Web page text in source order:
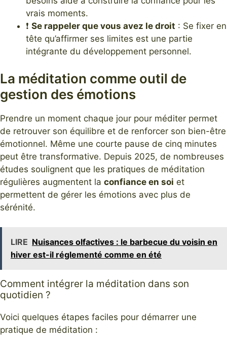
vrais moments.
❗ Se rappeler que vous avez le droit : Se fixer en
tête qu’affirmer ses limites est une partie
intégrante du développement personnel.
La méditation comme outil de
gestion des émotions
Prendre un moment chaque jour pour méditer permet
de retrouver son équilibre et de renforcer son bien-être
émotionnel. Même une courte pause de cinq minutes
peut être transformative. Depuis 2025, de nombreuses
études soulignent que les pratiques de méditation
régulières augmentent la confiance en soi et
permettent de gérer les émotions avec plus de
sérénité.
LIRE Nuisances olfactives : le barbecue du voisin en
hiver est-il réglementé comme en été
Comment intégrer la méditation dans son
quotidien ?
Voici quelques étapes faciles pour démarrer une
pratique de méditation :